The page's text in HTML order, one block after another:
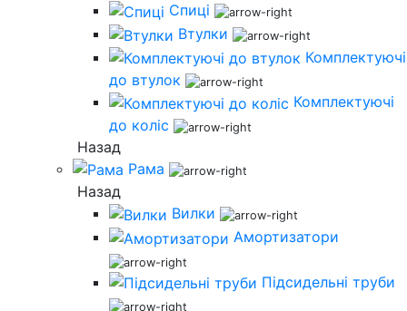
Спиці
Втулки
Комплектуючі
до втулок
Комплектуючі
до коліс
Назад
Рама
Назад
Вилки
Амортизатори
Підсидельні труби